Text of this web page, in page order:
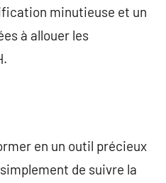
minutieuse et un
à allouer les
en un outil précieux
de suivre la